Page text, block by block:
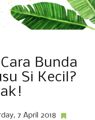
Bunda
Si Kecil?
7 April 2018